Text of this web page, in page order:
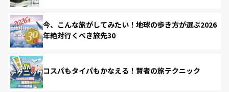
今、こんな旅がしてみたい！地球の歩き方が選ぶ2026
年絶対行くべき旅先30
コスパもタイパもかなえる！賢者の旅テクニック